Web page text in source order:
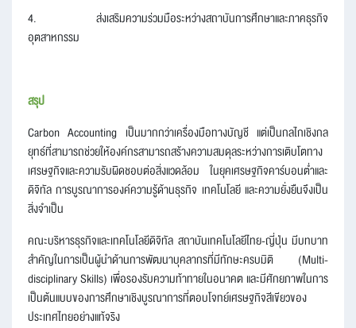
4.
ส่งเสริมความร่วมมือระหว่างสถาบันการศึกษาและภาคธุรกิจ
อุตสาหกรรม
สรุป
Carbon Accounting เป็นมากกว่าเครื่องมือทางบัญชี แต่เป็นกลไกเชิงกล
ยุทธ์ที่สามารถช่วยให้องค์กรสามารถสร้างความสมดุลระหว่างการเติบโตทาง
เศรษฐกิจและความรับผิดชอบต่อสิ่งแวดล้อม ในยุคเศรษฐกิจคาร์บอนต่ำและ
ดิจิทัล การบูรณาการองค์ความรู้ด้านธุรกิจ เทคโนโลยี และความยั่งยืนจึงเป็น
สิ่งจำเป็น
คณะบริหารธุรกิจและเทคโนโลยีดิจิทัล สถาบันเทคโนโลยีไทย-ญี่ปุ่น มีบทบาท
สำคัญในการเป็นผู้นำด้านการพัฒนาบุคลากรที่มีทักษะครบมิติ (Multi-
disciplinary Skills) เพื่อรองรับความท้าทายในอนาคต และมีศักยภาพในการ
เป็นต้นแบบของการศึกษาเชิงบูรณาการที่ตอบโจทย์เศรษฐกิจสีเขียวของ
ประเทศไทยอย่างแท้จริง